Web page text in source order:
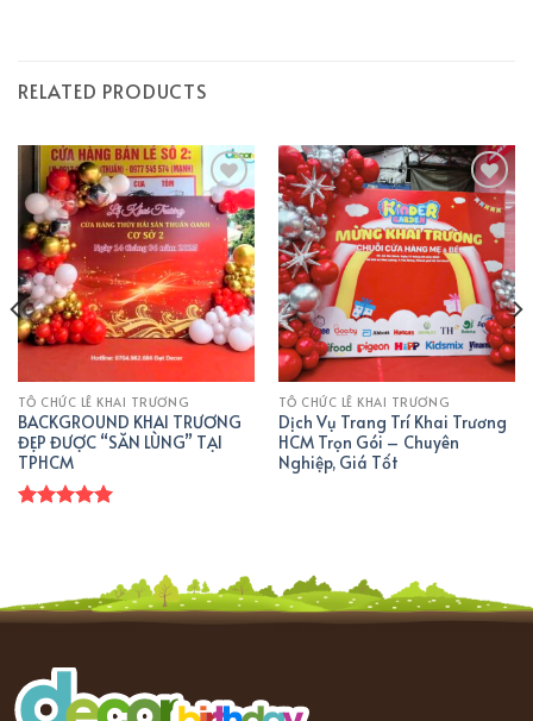
RELATED PRODUCTS
THÊM
VÀO
YÊU
THÍCH
TỔ CHỨC LỄ KHAI TRƯƠNG
BACKGROUND KHAI TRƯƠNG
ĐẸP ĐƯỢC “SĂN LÙNG” TẠI
TPHCM
THÊM
VÀO
YÊU
THÍCH
TỔ CHỨC LỄ KHAI TRƯƠNG
Dịch Vụ Trang Trí Khai Trương
HCM Trọn Gói – Chuyên
Nghiệp, Giá Tốt